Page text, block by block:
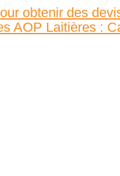
obtenir des
AOP Laitières :